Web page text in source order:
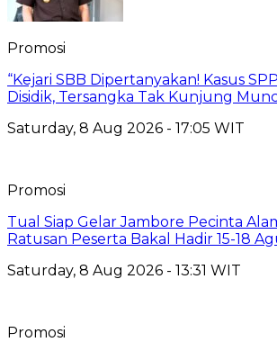
Promosi
“Kejari SBB Dipertanyakan! Kasus
Disidik, Tersangka Tak Kunjung
Saturday, 8 Aug 2026 - 17:05 WIT
Promosi
Tual Siap Gelar Jambore Pecinta
Ratusan Peserta Bakal Hadir 15-18
Saturday, 8 Aug 2026 - 13:31 WIT
Promosi